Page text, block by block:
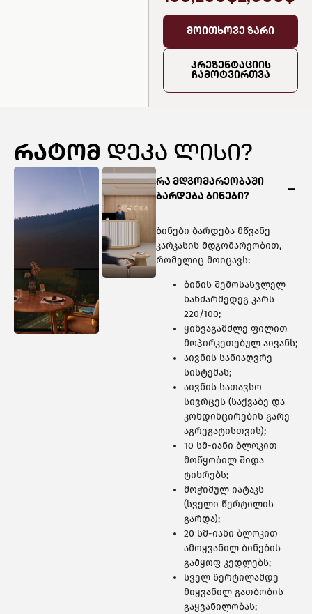
მოითხოვე ზარი
პრეზენტაციის
ჩამოტვირთვა
რატომ დეკა ლისი?
რა მდგომარეობაში
ბარდება ბინები?
ბინები ბარდება მწვანე
კარკასის მდგომარეობით,
რომელიც მოიცავს:
ბინის შემოსასვლელ
ხანძარმედეგ კარს
220/100;
ყინვაგამძლე ფილით
მოპირკეთებულ აივანს;
აივნის სანიაღვრე
სისტემას;
აივნის სათავსო
სივრცეს (საქვაბე და
კონდინცირების გარე
აგრეგატისთვის);
10 სმ-იანი ბლოკით
მოწყობილ შიდა
ტიხრებს;
მოჭიმულ იატაკს
(სველი წერტილის
გარდა);
20 სმ-იანი ბლოკით
ამოყვანილ ბინების
გამყოფ კედლებს;
სველ წერტილამდე
მიყვანილ გათბობის
გაყვანილობას;